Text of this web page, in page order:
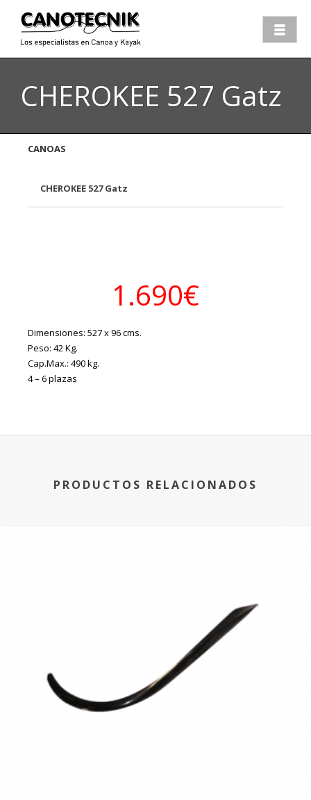
CHEROKEE 527 Gatz
CANOAS
CHEROKEE 527 Gatz
1.690€
Dimensiones: 527 x 96 cms.
Peso: 42 Kg.
Cap.Max.: 490 kg.
4 – 6 plazas
PRODUCTOS RELACIONADOS